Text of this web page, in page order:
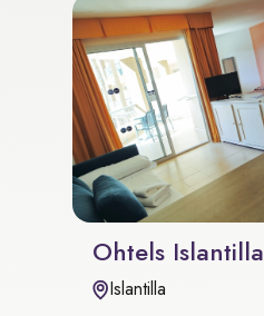
Ohtels Islantilla
Islantilla